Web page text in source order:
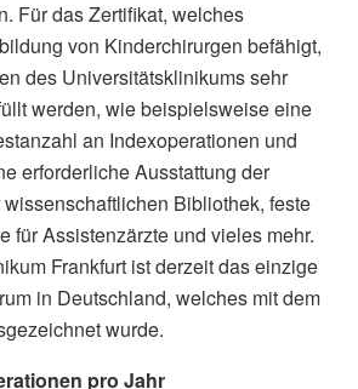
Für das Zertifikat, welches
von Kinderchirurgen befähigt,
des Universitätsklinikums sehr
werden, wie beispielsweise eine
an Indexoperationen und
erforderliche Ausstattung der
Bibliothek, feste
für Assistenzärzte und vieles mehr.
Frankfurt ist derzeit das einzige
in Deutschland, welches mit dem
wurde.
pro Jahr